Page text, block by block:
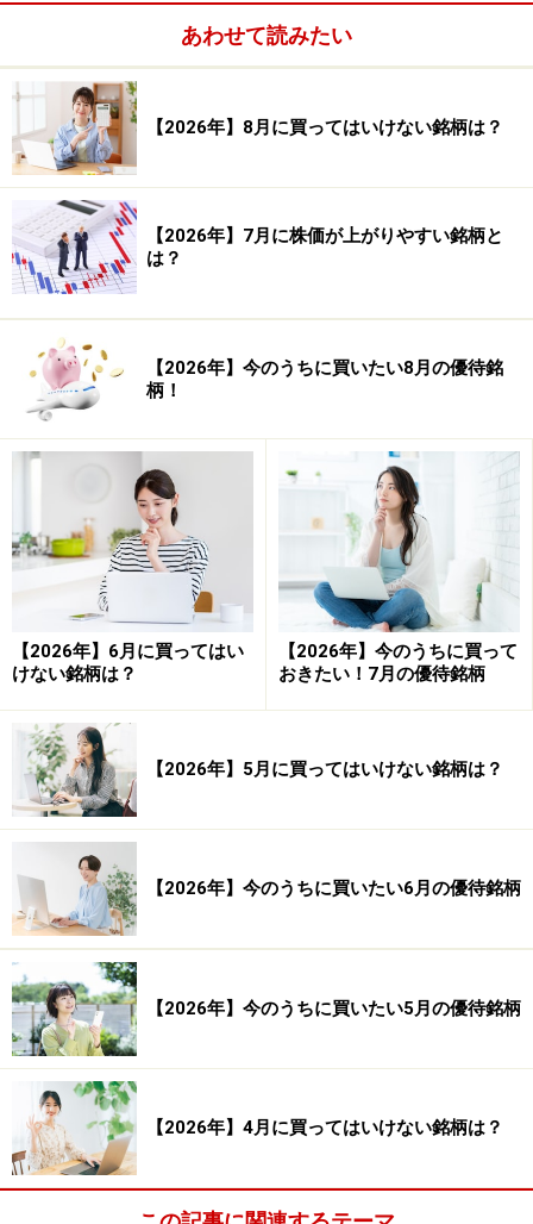
中南米ではネット通販に大きな成長余地が
なお残っている
10年で株価10倍となった南米の楽天！中南米ではネット通販
に大きな成長余地がなお残っている
国では大手百貨店、量販店が続々と閉店し、株価も下が
り続けています）というシンプルな事実が、アマゾン、
アリババ、メルカドリブレの長期投資理由になってきま
した。小売業に落ちていた富がネット業者に移転してい
るのです。しかも一等地に実店舗を持つよりも、ネット
上でクラウド運営すれば各段にコスト抑えられ、儲かる
のです。
同社事業地域の最大はブラジルで、2位は本社のあるア
ルゼンチンです。これら二国で売上の約8割を占めま
す。ブラジルは、世界のGDPトップ10のうち唯一アマゾ
ンが進出していない国であり、この事で中南米でネット
通販といえば同社が圧倒的な強みを持ちます。3位以下
にメキシコ、ベネズエラが続きます。
あわせて読みたい
【2026年】8月に買ってはいけない銘柄は？
【2026年】7月に株価が上がりやすい銘柄と
は？
【2026年】今のうちに買いたい8月の優待銘
柄！
【2026年】6月に買ってはい
けない銘柄は？
【2026年】今のうちに買って
おきたい！7月の優待銘柄
【2026年】5月に買ってはいけない銘柄は？
【2026年】今のうちに買いたい6月の優待銘柄
【2026年】今のうちに買いたい5月の優待銘柄
【2026年】4月に買ってはいけない銘柄は？